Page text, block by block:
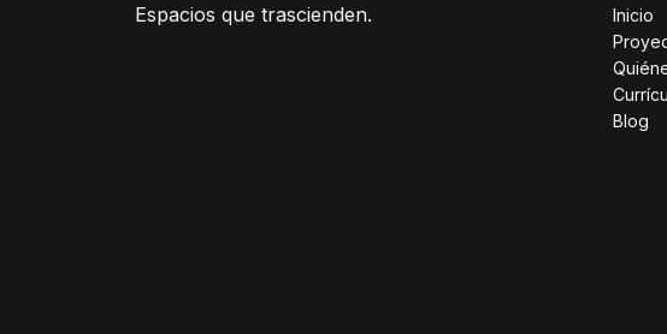
Espacios que trascienden.
Inicio
Blog